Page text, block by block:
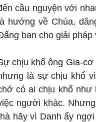
cầu nguyện với
là hướng về Chúa,
ban cho giải
chịu khổ ông Gia-
là sự chịu khổ
có ai chịu khổ
người khác.
hãy vì Danh ấy